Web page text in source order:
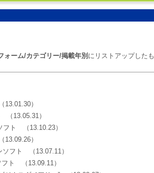
ォーム/カテゴリー/掲載年別 にリストアップしたも
（13.01.30）
（13.05.31）
フト
（13.10.23）
（13.09.26）
ソフト
（13.07.11）
フト
（13.09.11）